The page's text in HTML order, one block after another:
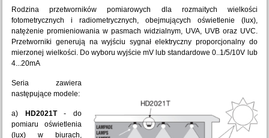
Rodzina przetworników pomiarowych dla rozmaitych wielkości
fotometrycznych i radiometrycznych, obejmujących oświetlenie (lux),
natężenie promieniowania w pasmach widzialnym, UVA, UVB oraz UVC.
Przetworniki generują na wyjściu sygnał elektryczny proporcjonalny do
mierzonej wielkości. Do wyboru wyjście mV lub standardowe 0..1/5/10V lub
4...20mA
Seria zawiera
następujące modele:
a) HD2021T- do
pomiaru oświetlenia
(lux) w biurach,